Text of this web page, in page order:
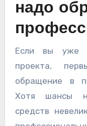
надо
Если вы уже
проекта,
обращение в
Хотя шансы
средств